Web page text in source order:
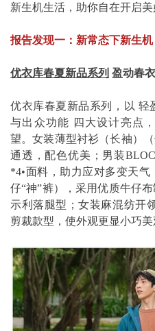
新生机生活，助你自在开启美
报告发现一：新常态下新生
优衣库春夏新品系列 盈动春
优衣库春夏新品系列，以 轻
与出众功能 四大设计亮点
望。女装薄型衬衫（长袖）
通透，配色优美；男装
*4•面料，助力应对多变天
仔“神”裤），采用优质牛仔
示利落腿型；女装麻混纺开
剪裁款型，使外观更显小巧美